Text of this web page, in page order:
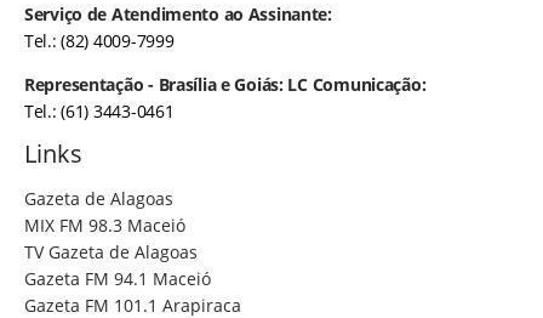
Serviço de Atendimento ao Assinante:
Tel.: (82) 4009-7999
Representação - Brasília e Goiás: LC Comunicação:
Tel.: (61) 3443-0461
Links
Gazeta de Alagoas
MIX FM 98.3 Maceió
TV Gazeta de Alagoas
Gazeta FM 94.1 Maceió
Gazeta FM 101.1 Arapiraca